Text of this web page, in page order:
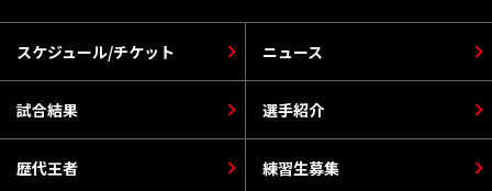
スケジュール/チケット
選手紹介
ニュース
歴代王者
試合結果
練習生募集